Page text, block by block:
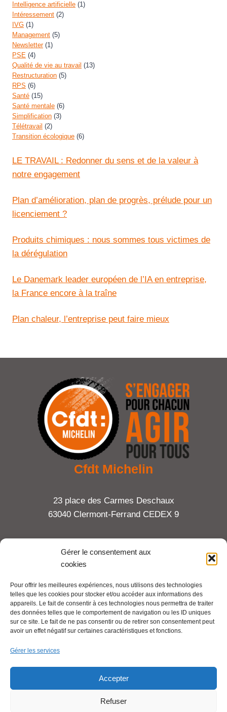
Gérer le consentement aux
cookies
Pour offrir les meilleures expériences, nous utilisons des technologies
telles que les cookies pour stocker et/ou accéder aux informations des
appareils. Le fait de consentir à ces technologies nous permettra de traiter
des données telles que le comportement de navigation ou les ID uniques
sur ce site. Le fait de ne pas consentir ou de retirer son consentement peut
avoir un effet négatif sur certaines caractéristiques et fonctions.
Gérer les services
Accepter
Refuser
Intelligence artificielle (1)
Intéressement (2)
IVG (1)
Management (5)
Newsletter(1)
PSE (4)
Qualité de vie au travail (13)
Restructuration (5)
RPS (6)
Santé (15)
Santé mentale (6)
Simplification (3)
Télétravail (2)
Transition écologique (6)
LE TRAVAIL : Redonner du sens et de la valeur à
notre engagement
Plan d’amélioration, plan de progrès, prélude pour un
licenciement ?
Produits chimiques : nous sommes tous victimes de
la dérégulation
Le Danemark leader européen de l’IA en entreprise,
la France encore à la traîne
Plan chaleur, l’entreprise peut faire mieux
Cfdt Michelin
23 place des Carmes Deschaux
63040 Clermont-Ferrand CEDEX 9
Mentions légales
Pour aller plus loin :
Se syndiquer en ligne
Nous contacter